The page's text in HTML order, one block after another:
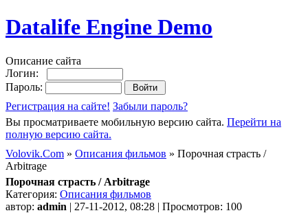
Datalife Engine Demo
Описание сайта
Логин:
Пароль:
Регистрация на сайте! Забыли пароль?
Вы просматриваете мобильную версию сайта. Перейти на
полную версию сайта.
Volovik.Com » Описания фильмов » Порочная страсть /
Arbitrage
Порочная страсть / Arbitrage
Категория: Описания фильмов
автор: admin | 27-11-2012, 08:28 | Просмотров: 100